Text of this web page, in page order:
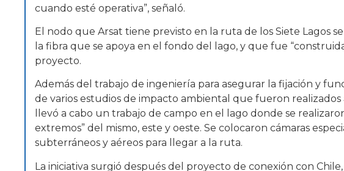
cuando esté operativa”, señaló.
El nodo que Arsat tiene previsto en la ruta de los Siete Lagos
la fibra que se apoya en el fondo del lago, y que fue
proyecto.
Además del trabajo de ingeniería para asegurar la fijación y
de varios estudios de impacto ambiental que fueron realizados
llevó a cabo un trabajo de campo en el lago donde se
extremos” del mismo, este y oeste. Se colocaron cámaras
subterráneos y aéreos para llegar a la ruta.
La iniciativa surgió después del proyecto de conexión con